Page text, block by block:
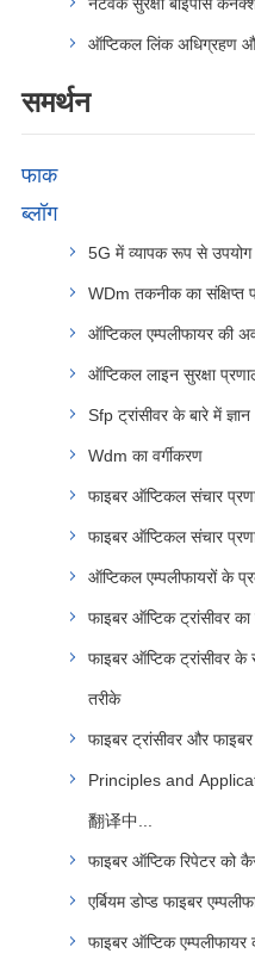
ऑप्टिकल लिंक अधिग्रहण
समर्थन
फाक
ब्लॉग
5G में व्यापक रूप से उपयोग
WDm तकनीक का संक्षिप्त
ऑप्टिकल एम्पलीफायर की
ऑप्टिकल लाइन सुरक्षा
Sfp ट्रांसीवर के बारे में ज्ञान
Wdm का वर्गीकरण
फाइबर ऑप्टिकल संचार
फाइबर ऑप्टिकल संचार
ऑप्टिकल एम्पलीफायरों के
फाइबर ऑप्टिक ट्रांसीवर
फाइबर ऑप्टिक ट्रांसीवर
तरीके
फाइबर ट्रांसीवर और
Principles and
翻译中...
फाइबर ऑप्टिक रिपेटर को
एर्बियम डोप्ड फाइबर
फाइबर ऑप्टिक एम्पलीफायर